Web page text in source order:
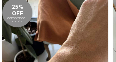
25%
OFF
comprando 1
o más